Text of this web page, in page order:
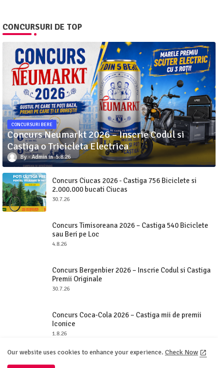
CONCURSURI DE TOP
CONCURSURI BERE
Concurs Neumarkt 2026 – Inscrie Codul si
Castiga o Tricicleta Electrica
Admin 5.8.26
Concurs Ciucas 2026 - Castiga 756 Biciclete si
2.000.000 bucati Ciucas
30.7.26
Concurs Timisoreana 2026 – Castiga 540 Biciclete
sau Beri pe Loc
4.8.26
Concurs Bergenbier 2026 – Inscrie Codul si Castiga
Premii Originale
30.7.26
Concurs Coca-Cola 2026 – Castiga mii de premii
Iconice
1.8.26
Our website uses cookies to enhance your experience. Check Now